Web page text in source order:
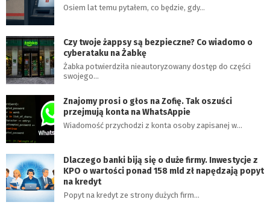
Osiem lat temu pytałem, co będzie, gdy…
Czy twoje żappsy są bezpieczne? Co wiadomo o
cyberataku na Żabkę
Żabka potwierdziła nieautoryzowany dostęp do części
swojego…
Znajomy prosi o głos na Zofię. Tak oszuści
przejmują konta na WhatsAppie
Wiadomość przychodzi z konta osoby zapisanej w…
Dlaczego banki biją się o duże firmy. Inwestycje z
KPO o wartości ponad 158 mld zł napędzają popyt
na kredyt
Popyt na kredyt ze strony dużych firm…